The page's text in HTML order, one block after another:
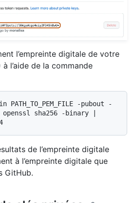
l’empreinte digitale de votre
l’aide de la commande
-pubout -
openssl sha256 -binary |
de l’empreinte digitale
à l’empreinte digitale que
GitHub.